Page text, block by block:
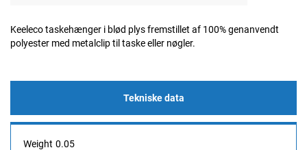
Keeleco taskehænger i blød plys fremstillet af 100% genanvendt
polyester med metalclip til taske eller nøgler.
Tekniske data
Weight 0.05